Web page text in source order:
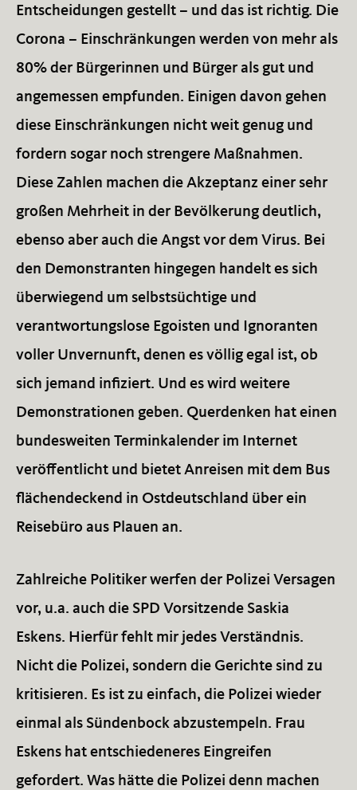
Entscheidungen gestellt – und das ist richtig. Die
Corona – Einschränkungen werden von mehr als
80% der Bürgerinnen und Bürger als gut und
angemessen empfunden. Einigen davon gehen
diese Einschränkungen nicht weit genug und
fordern sogar noch strengere Maßnahmen.
Diese Zahlen machen die Akzeptanz einer sehr
großen Mehrheit in der Bevölkerung deutlich,
ebenso aber auch die Angst vor dem Virus. Bei
den Demonstranten hingegen handelt es sich
überwiegend um selbstsüchtige und
verantwortungslose Egoisten und Ignoranten
voller Unvernunft, denen es völlig egal ist, ob
sich jemand infiziert. Und es wird weitere
Demonstrationen geben. Querdenken hat einen
bundesweiten Terminkalender im Internet
veröffentlicht und bietet Anreisen mit dem Bus
flächendeckend in Ostdeutschland über ein
Reisebüro aus Plauen an.
Zahlreiche Politiker werfen der Polizei Versagen
vor, u.a. auch die SPD Vorsitzende Saskia
Eskens. Hierfür fehlt mir jedes Verständnis.
Nicht die Polizei, sondern die Gerichte sind zu
kritisieren. Es ist zu einfach, die Polizei wieder
einmal als Sündenbock abzustempeln. Frau
Eskens hat entschiedeneres Eingreifen
gefordert. Was hätte die Polizei denn machen